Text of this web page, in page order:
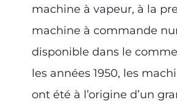
machine à vapeur, à la
machine à commande
disponible dans le
les années 1950, les
ont été à l’origine d’un